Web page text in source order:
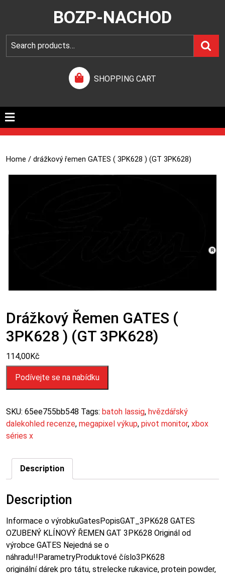
BOZP-NACHOD
SHOPPING CART
Home / drážkový řemen GATES ( 3PK628 ) (GT 3PK628)
Drážkový Řemen GATES (
3PK628 ) (GT 3PK628)
114,00Kč
Podívejte se na nabídku
SKU: 65ee755bb548 Tags: batoh lassig, hvězdářský
dalekohled recenze, megapixel výkup, pivot monitor, xbox
séries x
Description
Description
Informace o výrobkuGatesPopisGAT_3PK628 GATES
OZUBENÝ KLÍNOVÝ ŘEMEN GAT 3PK628 Originál od
výrobce GATES Nejedná se o
náhradu!!ParametryProduktové číslo3PK628
originální dárek pro tátu, strelecke rukavice, protein powder,